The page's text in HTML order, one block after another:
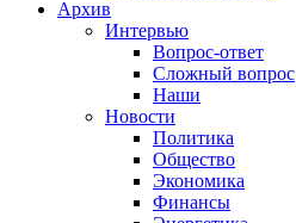
Архив
Интервью
Вопрос-ответ
Сложный вопрос
Наши
Новости
Политика
Общество
Экономика
Финансы